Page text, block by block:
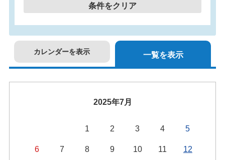
条件をクリア
カレンダーを表示 一覧を表示
2025年7月
1 2 3 4 5
6 7 8 9 10 11 12